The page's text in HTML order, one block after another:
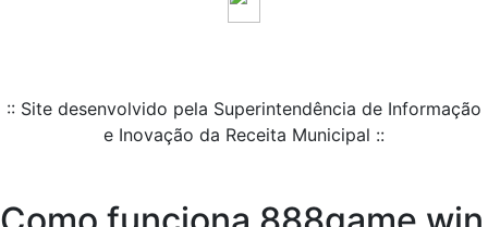
:: Site desenvolvido pela Superintendência de Informação
e Inovação da Receita Municipal ::